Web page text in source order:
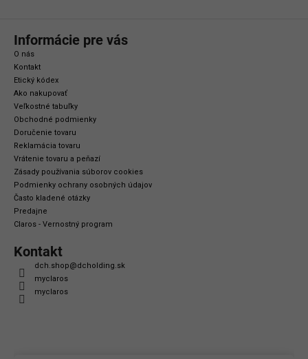
Informácie pre vás
O nás
Kontakt
Etický kódex
Ako nakupovať
Veľkostné tabuľky
Obchodné podmienky
Doručenie tovaru
Reklamácia tovaru
Vrátenie tovaru a peňazí
Zásady používania súborov cookies
Podmienky ochrany osobných údajov
Často kladené otázky
Predajne
Claros - Vernostný program
Kontakt
dch.shop@dcholding.sk
myclaros
myclaros